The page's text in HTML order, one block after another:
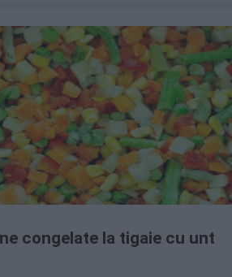
congelate la tigaie cu unt